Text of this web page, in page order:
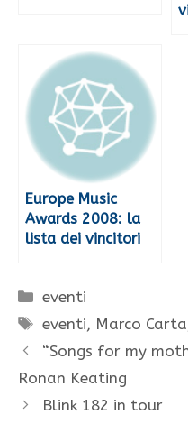
Europe Music
Awards 2008: la
lista dei vincitori
Categorie
eventi
Tag
eventi, Marco Carta
“Songs for my
Ronan Keating
Blink 182 in tour